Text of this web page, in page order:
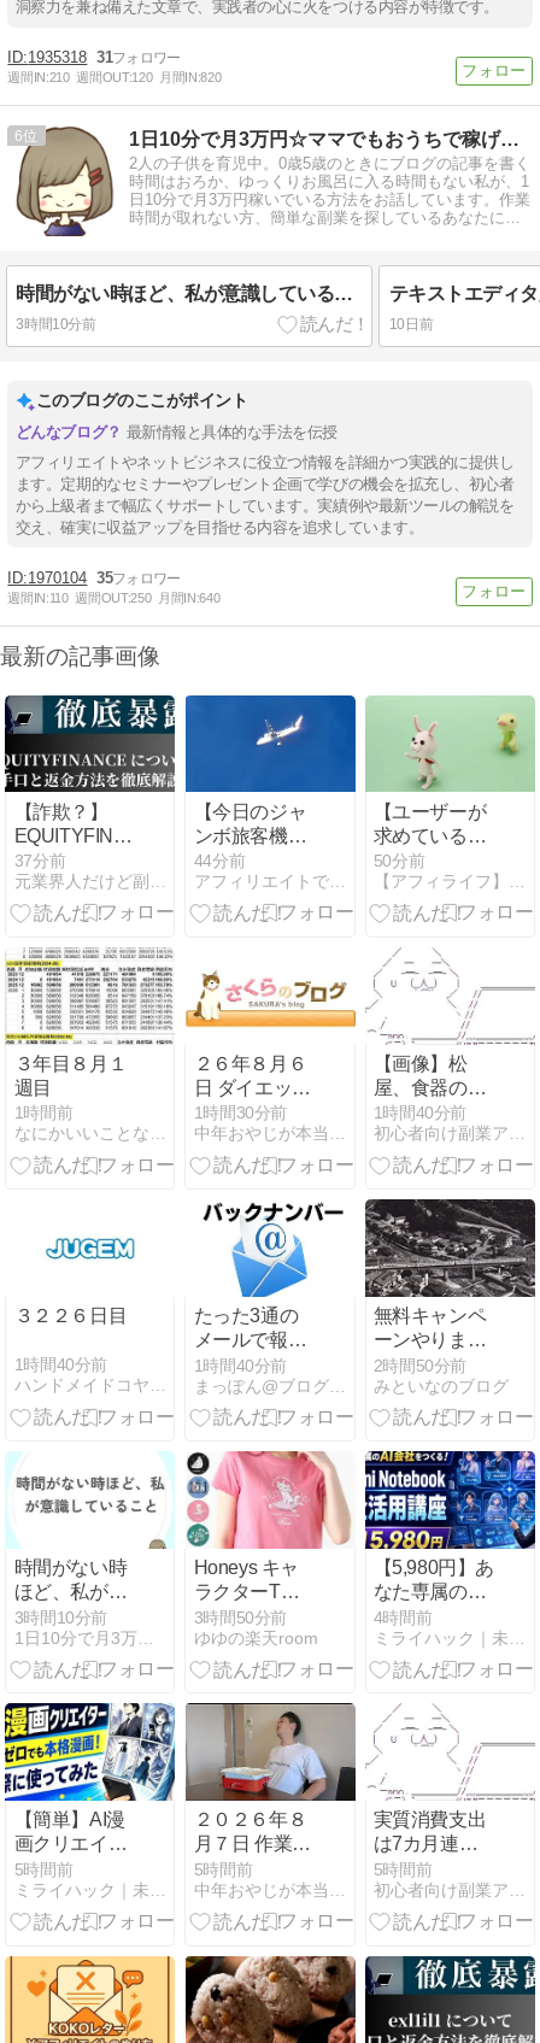
洞察力を兼ね備えた文章で、実践者の心に火をつける内容が特徴です。
1935318 31
週間IN:210 週間OUT:120 月間IN:820
6 1日10分で月3万円☆ママでもおうちで稼げる方法を解説
2人の子供を育児中。0歳5歳のときにブログの記事を書く
時間はおろか、ゆっくりお風呂に入る時間もない私が、1
日10分で月3万円稼いでいる方法をお話しています。作業
時間が取れない方、簡単な副業を探しているあなたにお
時間がない時ほど、私が意識していること
3時間10分前 10日前
このブログのここがポイント
最新情報と具体的な手法を伝授
アフィリエイトやネットビジネスに役立つ情報を詳細かつ実践的に提供し
ます。定期的なセミナーやプレゼント企画で学びの機会を拡充し、初心者
から上級者まで幅広くサポートしています。実績例や最新ツールの解説を
交え、確実に収益アップを目指せる内容を追求しています。
1970104 35
週間IN:110 週間OUT:250 月間IN:640
最新の記事画像
【詐欺？】
EQUITYFINANCE
の出金できな
い口コミと運
営実態を元業
判・被害まと
め
37分前
元業界人だけど副業商材のこと全部暴露します｜
【今日のジャ
ンボ旅客機】
18:07～撮影
（5機）
44分前
アフィリエイトで月収３５０万円！
【ユーザーが
求めているの
は解決であっ
て解決策では
ない】10言っ
て10実行して
くれるfable5
の魅力
50分前
【アフィライフ】初心者apaが月収250万円稼いだ方法
３年目８月１
週目
1時間前
なにかいいことないかな
２６年８月６
日 ダイエット
１０９日目
Season４ Day
１９
1時間30分前
中年おやじが本当にアフィリエイトで稼げる？実験証明ブログ
【画像】松
屋、食器の仕
分けまでセル
フに
1時間40分前
初心者向け副業アフィリエイト情報館 InfoShop
３２２６日目
1時間40分前
たった3通の
メールで報酬
5万円 ！ ｜
2026-06-08
17:45
1時間40分前
まっぽん@ブログの達人
無料キャンペ
ーンやりま
す！「生徒を
連れてビンボ
ー旅95 新潟
2時間50分前
みといなのブログ
時間がない時
ほど、私が意
識しているこ
と
3時間10分前
Honeys キャ
ラクターTシ
ャツSALE♡
3時間50分前
ゆゆの楽天room
【5,980円】あ
なた専属のAI
会社が作れ
る！Gemini
Notebook完全
底解説
4時間前
【簡単】AI漫
画クリエイタ
ーを使ってみ
た感想！絵心
ゼロでも本格
5時間前
２０２６年８
月７日 作業予
定報告
5時間前
実質消費支出
は7カ月連続
のマイナス、
前年同月比
3.3%減－6月
5時間前